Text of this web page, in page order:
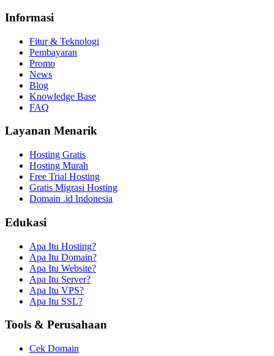
Informasi
Fitur & Teknologi
Pembayaran
Promo
News
Blog
Knowledge Base
FAQ
Layanan Menarik
Hosting Gratis
Hosting Murah
Free Trial Hosting
Gratis Migrasi Hosting
Domain .id Indonesia
Edukasi
Apa Itu Hosting?
Apa Itu Domain?
Apa Itu Website?
Apa Itu Server?
Apa Itu VPS?
Apa Itu SSL?
Tools & Perusahaan
Cek Domain